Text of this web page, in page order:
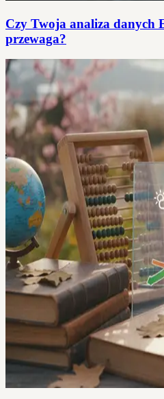
Czy Twoja analiza danych
przewaga?